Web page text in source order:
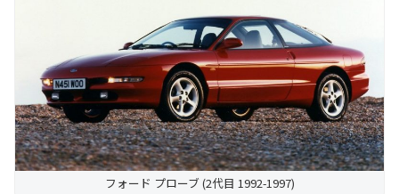
フォード プローブ (2代目 1992-1997)